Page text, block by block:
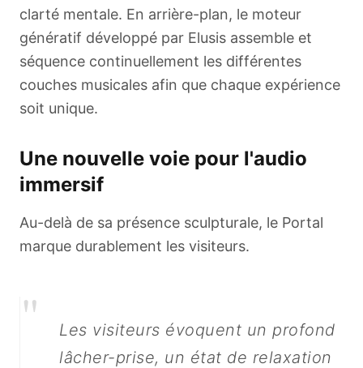
clarté mentale. En arrière-plan, le moteur
génératif développé par Elusis assemble et
séquence continuellement les différentes
couches musicales afin que chaque expérience
soit unique.
Une nouvelle voie pour l'audio
immersif
Au-delà de sa présence sculpturale, le Portal
marque durablement les visiteurs.
"
Les visiteurs évoquent un profond
lâcher-prise, un état de relaxation